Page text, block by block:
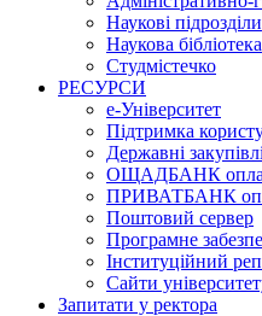
Наукові підрозділи
Наукова бібліотека
Студмістечко
РЕСУРСИ
е-Університет
Підтримка
Державні закупівлі
ОЩАДБАНК
ПРИВАТБАНК
Поштовий сервер
Програмне
Інституційний
Сайти
Запитати у ректора